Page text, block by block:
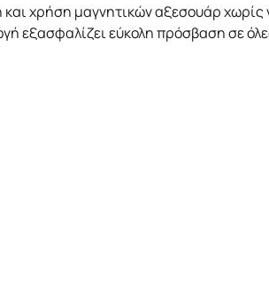
χρήση μαγνητικών αξεσουάρ
εύκολη πρόσβαση σε